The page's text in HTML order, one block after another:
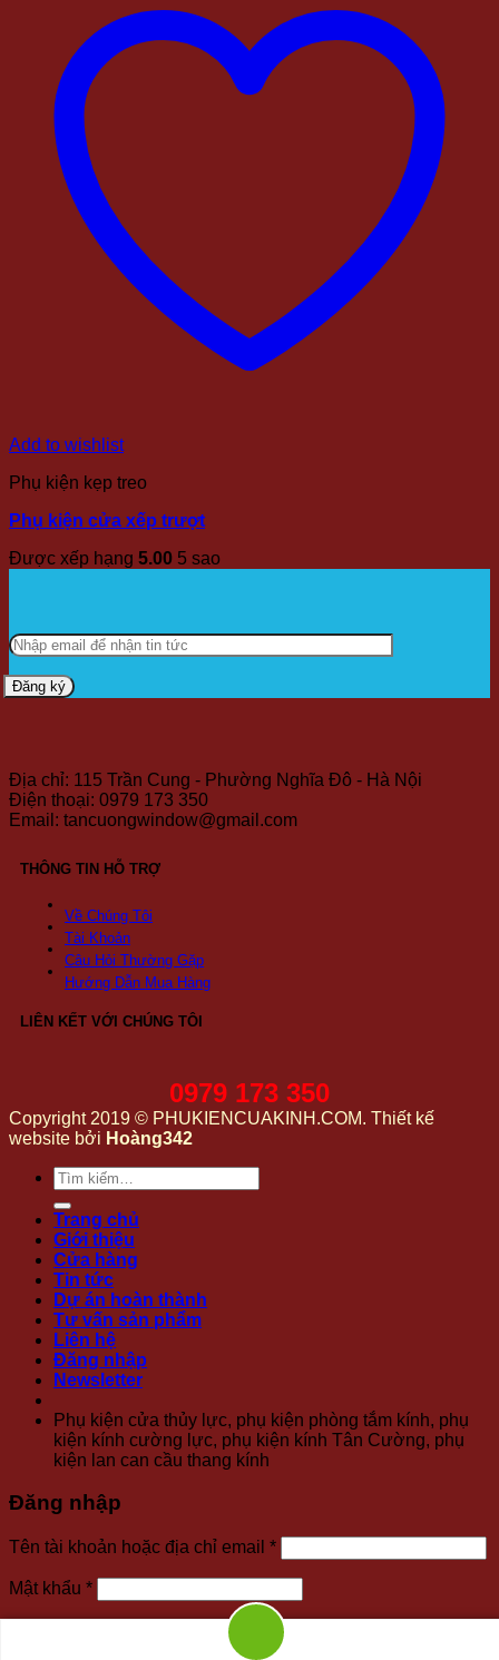
Add to wishlist
Phụ kiện kẹp treo
Phụ kiện cửa xếp trượt
Được xếp hạng 5.00 5 sao
Địa chỉ: 115 Trần Cung - Phường Nghĩa Đô - Hà Nội
Điện thoại: 0979 173 350
Email: tancuongwindow@gmail.com
THÔNG TIN HỖ TRỢ
Về Chúng Tôi
Tài Khoản
Câu Hỏi Thường Gặp
Hướng Dẫn Mua Hàng
LIÊN KẾT VỚI CHÚNG TÔI
0979 173 350
Copyright 2019 © PHUKIENCUAKINH.COM. Thiết kế
website bởi Hoàng342
Tìm
kiếm:
Trang chủ
Giới thiệu
Cửa hàng
Tin tức
Dự án hoàn thành
Tư vấn sản phẩm
Liên hệ
Đăng nhập
Newsletter
Phụ kiện cửa thủy lực, phụ kiện phòng tắm kính, phụ
kiện kính cường lực, phụ kiện kính Tân Cường, phụ
kiện lan can cầu thang kính
Đăng nhập
Tên tài khoản hoặc địa chỉ email *Bắt
buộc
Mật khẩu *Bắt
buộc
Đăng nhập